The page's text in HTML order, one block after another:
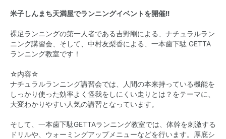
米子しんまち天満屋でランニングイベントを開催!!
裸足ランニングの第一人者である吉野剛による、ナチュラルラン
ニング講習会、そして、中村友梨香による、一本歯下駄 GETTA
ランニング教室です！
☆内容☆
ナチュラルランニング講習会では、人間の本来持っている機能を
しっかり使った効率よく怪我をしにくい走りとは？をテーマに、
大変わかりやすい人気の講習となっています。
そして、一本歯下駄GETTAランニング教室では、体幹を刺激する
ドリルや、ウォーミングアップメニューなどを行います。厚底シ